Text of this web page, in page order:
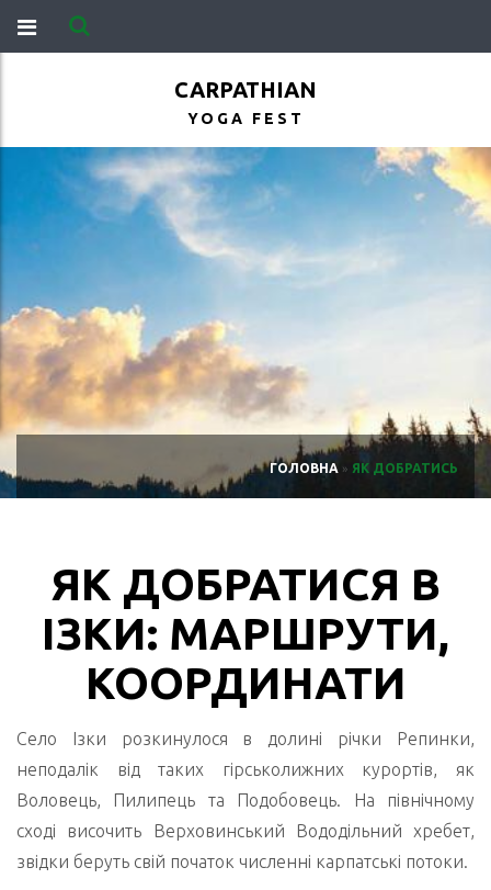
CARPATHIAN
YOGA FEST
ГОЛОВНА » ЯК ДОБРАТИСЬ
ЯК ДОБРАТИСЯ В
ІЗКИ: МАРШРУТИ,
КООРДИНАТИ
Село Ізки розкинулося в долині річки Репинки,
неподалік від таких гірськолижних курортів, як
Воловець, Пилипець та Подобовець. На північному
сході височить Верховинський Вододільний хребет,
звідки беруть свій початок численні карпатські потоки.